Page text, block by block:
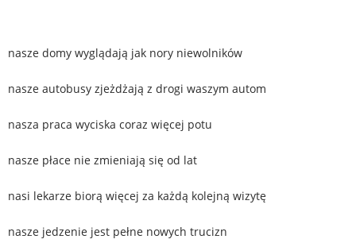
nasze domy wyglądają jak nory niewolników
nasze autobusy zjeżdżają z drogi waszym autom
nasza praca wyciska coraz więcej potu
nasze płace nie zmieniają się od lat
nasi lekarze biorą więcej za każdą kolejną wizytę
nasze jedzenie jest pełne nowych trucizn